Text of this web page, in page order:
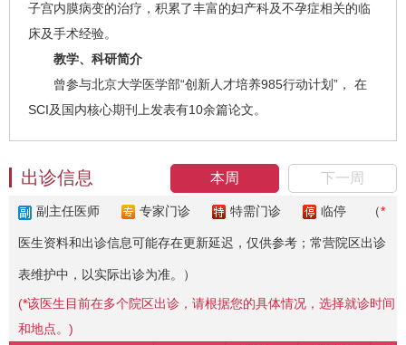
子宫内膜病变的治疗，积累了丰富的妇产科及不孕症相关的临
床及手术经验。
教学、科研简介
曾参与北京大学医学部“创新人才培养985行动计划”， 在
SCI及国内核心期刊上发表有10余篇论文。
本周 下一周
出诊信息
副主任医师 专家门诊 特需门诊 临停 （*
医生资料和出诊信息可能存在更新延迟，仅供参考；常营院区出诊
表维护中，以实际出诊为准。）
(*该医生目前在多个院区出诊，请根据您的具体情况，选择就诊时间
和地点。)